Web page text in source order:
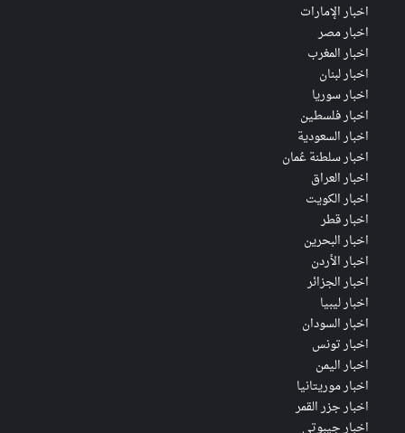
اخبار الإمارات
اخبار مصر
اخبار المغرب
اخبار لبنان
اخبار سوريا
اخبار فلسطين
اخبار السعودية
اخبار سلطنة عُمان
اخبار العراق
اخبار الكويت
اخبار قطر
اخبار البحرين
اخبار الأردن
اخبار الجزائر
اخبار ليبيا
اخبار السودان
اخبار تونس
اخبار اليمن
اخبار موريتانيا
اخبار جزر القمر
اخبار جيبوتي